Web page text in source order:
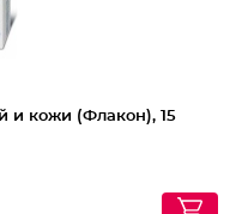
и кожи (Флакон), 15